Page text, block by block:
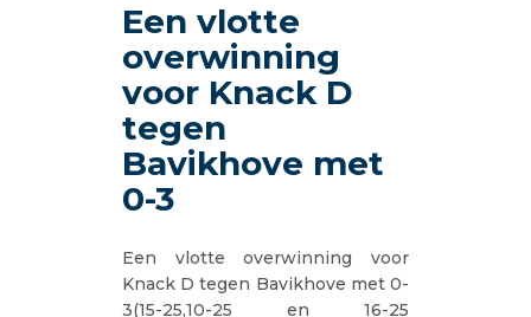
Een vlotte
overwinning
voor Knack D
tegen
Bavikhove met
0-3
Een vlotte overwinning voor
Knack D tegen Bavikhove met 0-
3(15-25,10-25 en 16-25